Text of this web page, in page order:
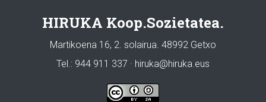
HIRUKA Koop.Sozietatea.
Martikoena 16, 2. solairua. 48992 Getxo
Tel.: 944 911 337 · hiruka@hiruka.eus